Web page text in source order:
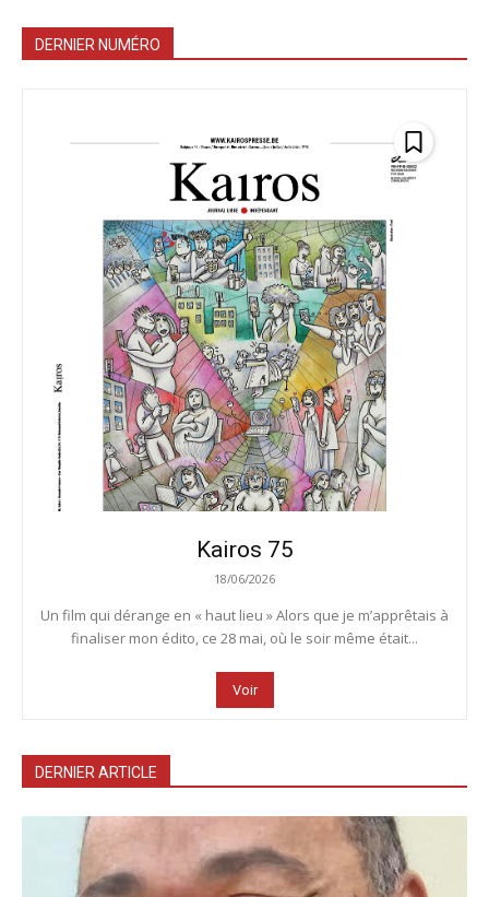
DERNIER NUMÉRO
Kairos 75
18/06/2026
Un film qui dérange en « haut lieu » Alors que je m’apprêtais à
finaliser mon édito, ce 28 mai, où le soir même était...
Voir
DERNIER ARTICLE